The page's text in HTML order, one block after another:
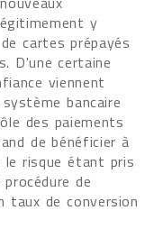
y
cartes prépayés
D'une certaine
viennent
bancaire
des paiements
de bénéficier à
risque étant pris
de
taux de conversion